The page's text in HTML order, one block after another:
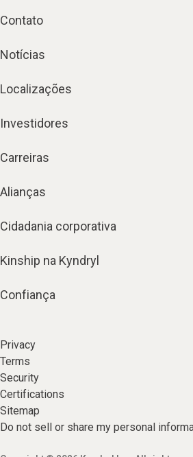
Contato
Notícias
Localizações
Investidores
Carreiras
Alianças
Cidadania corporativa
Kinship na Kyndryl
Confiança
Privacy
Terms
Security
Certifications
Sitemap
Do not sell or share my personal